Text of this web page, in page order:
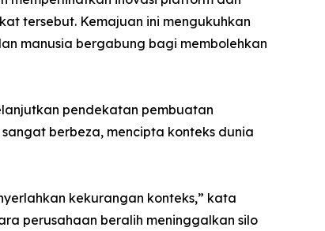
tersebut. Kemajuan ini mengukuhkan
manusia bergabung bagi membolehkan
pendekatan pembuatan
berbeza, mencipta konteks dunia
kekurangan konteks,” kata
perusahaan beralih meninggalkan silo